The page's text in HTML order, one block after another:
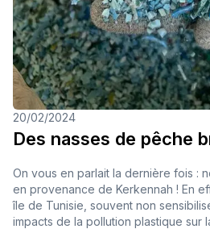
20/02/2024
Des nasses de pêche
On vous en parlait la dernière fois :
en provenance de Kerkennah ! En
île de Tunisie, souvent non
impacts de la pollution plastique sur